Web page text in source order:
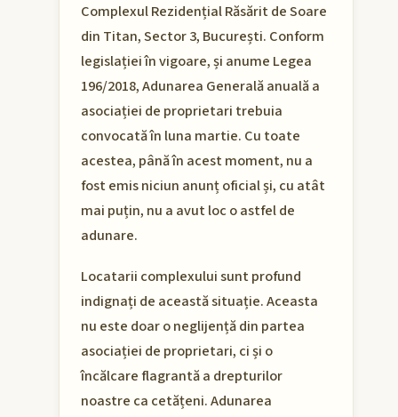
Complexul Rezidențial Răsărit de Soare
din Titan, Sector 3, București. Conform
legislației în vigoare, și anume Legea
196/2018, Adunarea Generală anuală a
asociației de proprietari trebuia
convocată în luna martie. Cu toate
acestea, până în acest moment, nu a
fost emis niciun anunț oficial și, cu atât
mai puțin, nu a avut loc o astfel de
adunare.
Locatarii complexului sunt profund
indignați de această situație. Aceasta
nu este doar o neglijență din partea
asociației de proprietari, ci și o
încălcare flagrantă a drepturilor
noastre ca cetățeni. Adunarea